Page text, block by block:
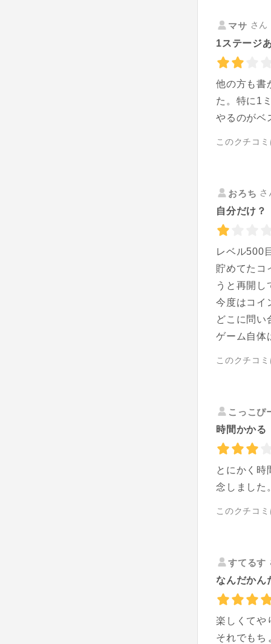
マサ さ
1ステージ
他の方も書
た。特に1
やるのがベ
このクチコ
おろち
自分だけ？
レベル500
貯めてたコ
うと再開
今度はコイ
どこに問い
ゲーム自体
このクチコ
こっこぴ
時間かかる
とにかく時
念しました
このクチコ
すてるす
なんだかん
楽しくてや
それでもち